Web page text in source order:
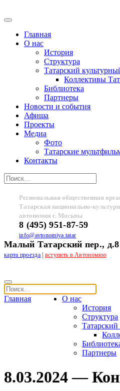
Главная
О нас
История
Структура
Татарский
Коллективы
Библиотека
Партнеры
Новости и события
Афиша
Проекты
Медиа
Фото
Татарские
Контакты
Региональная общественная
Татарская национально-
автономия г. Москвы
8 (495) 951-87-59
info@avtonomiya.tatar
Малый Татарский пер., д.8
карта проезда| вступить в Автономию
Главная
О нас
История
Структура
Партнеры
8.03.2024 —